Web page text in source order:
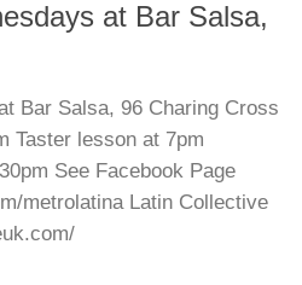
at Bar Salsa,
Bar Salsa, 96 Charing Cross
Taster lesson at 7pm
See Facebook Page
metrolatina Latin Collective